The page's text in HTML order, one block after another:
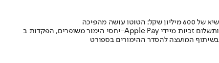
שיא של 600 מיליון שקל: הטוטו עושה מהפיכה
יחסי הימור משופרים, הפקדות ב-Apple Pay ותשלום זכיות מיידי
בשיתוף המועצה להסדר ההימורים בספורט